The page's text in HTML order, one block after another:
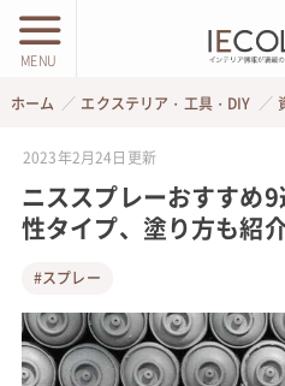
MENU
ホーム エクステリア・工具・DIY
2023年2月24日 更新
ニススプレーおすすめ
性タイプ、塗り方も紹
#スプレー